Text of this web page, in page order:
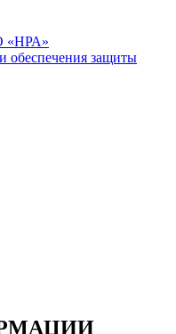
«НРА»
обеспечения защиты